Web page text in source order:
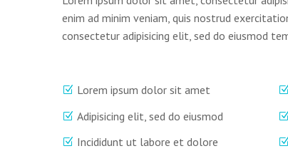
enim ad minim veniam, quis nostrud
consectetur adipisicing elit, sed do eiusmod
Lorem ipsum dolor sit amet
Adipisicing elit, sed do eiusmod
Incididunt ut labore et dolore